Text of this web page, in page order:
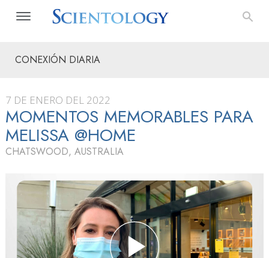
CONEXIÓN DIARIA
7 DE ENERO DEL 2022
MOMENTOS MEMORABLES PARA
MELISSA @HOME
CHATSWOOD, AUSTRALIA